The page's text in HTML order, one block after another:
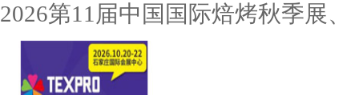
2026第11届中国国际焙烤秋季展、